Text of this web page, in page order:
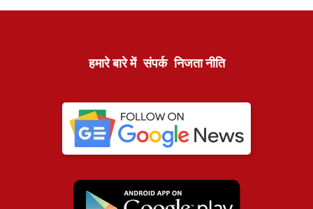
हमारे बारे में संपर्क निजता नीति